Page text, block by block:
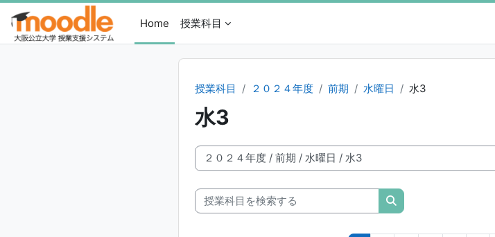
メインコンテンツへスキップする
Home
授業科目
授業科目 ２０２４年度 前期 水曜日 水3
水3
授業科目カテゴリ
授業科目を検索する
授業科目を検索する